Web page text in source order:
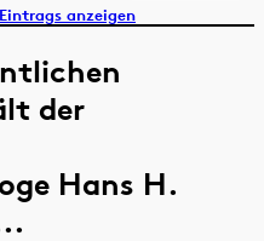
anzeigen
der
Hans H.